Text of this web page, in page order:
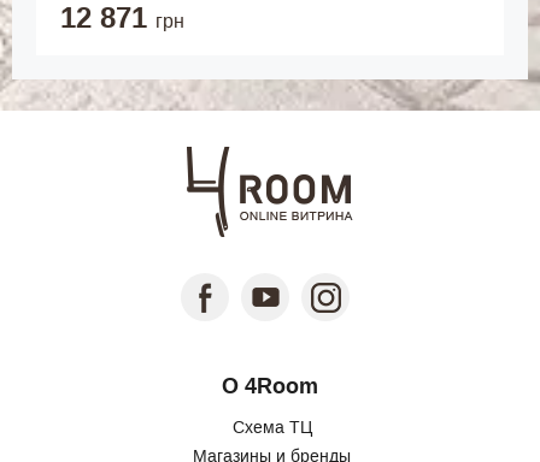
12 871 грн
О 4Room
Схема ТЦ
Магазины и бренды